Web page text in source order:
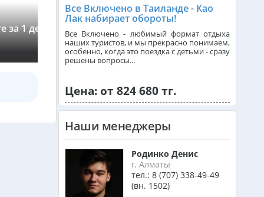
1 день
›
Чудеса Андаманского моря: на
катере к островам Пхи-Пхи и
Бамбу
★4,6(90)
Венгрия из Алматы
Израиль из Алматы
Азербайджан из Алматы
Оман из Алматы
Все Включено в Таиланде - Као
Лак набирает обороты!
Все Включено - любимый формат отдыха
наших туристов, и мы прекрасно понимаем,
особенно, когда это поездка с детьми - сразу
решены вопросы...
Цена: от 824 680 тг.
Наши менеджеры
Родинко Денис
г. Алматы
тел.: 8 (707) 338-49-49
(вн. 1502)